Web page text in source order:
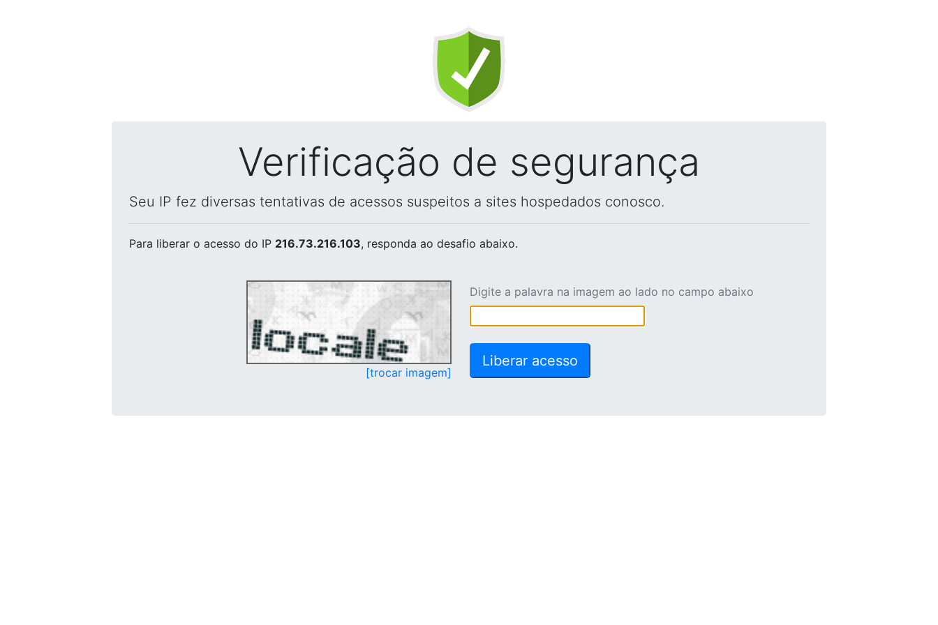
Verificação de segurança
Seu IP fez diversas tentativas de acessos suspeitos a sites hospedados conosco.
Para liberar o acesso do IP 216.73.216.103, responda ao desafio abaixo.
[trocar imagem]
Digite a palavra na imagem ao lado no campo abaixo